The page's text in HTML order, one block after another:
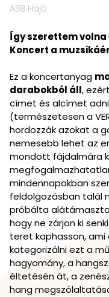
A38 Hajó
Így szerettem volna
Koncert a
Ez a koncertanyag
darabokból áll,
címet és alcímet
(természetesen a
hordozzák azokat a
nemesebb lehet az
mondott fájdalmára
mindennapokban
feldolgozásban talál
próbálta
hogy ne zárjon ki
teret kaphasson, ami
kategorizálni ezt a
hagyomány, a
éltetésén át, a
hang